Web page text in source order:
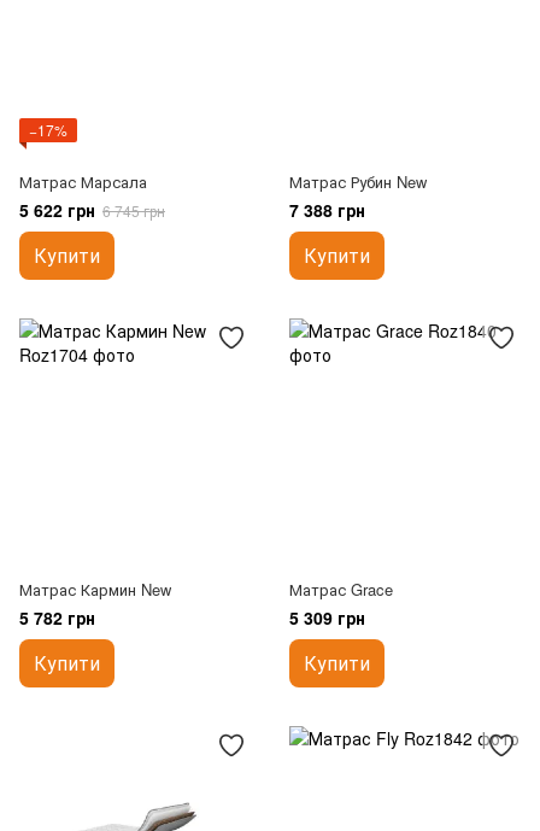
−17%
Матрас Марсала
5 622 грн 6 745 грн
Купити
Матрас Рубин New
7 388 грн
Купити
Матрас Кармин New
5 782 грн
Купити
Матрас Grace
5 309 грн
Купити